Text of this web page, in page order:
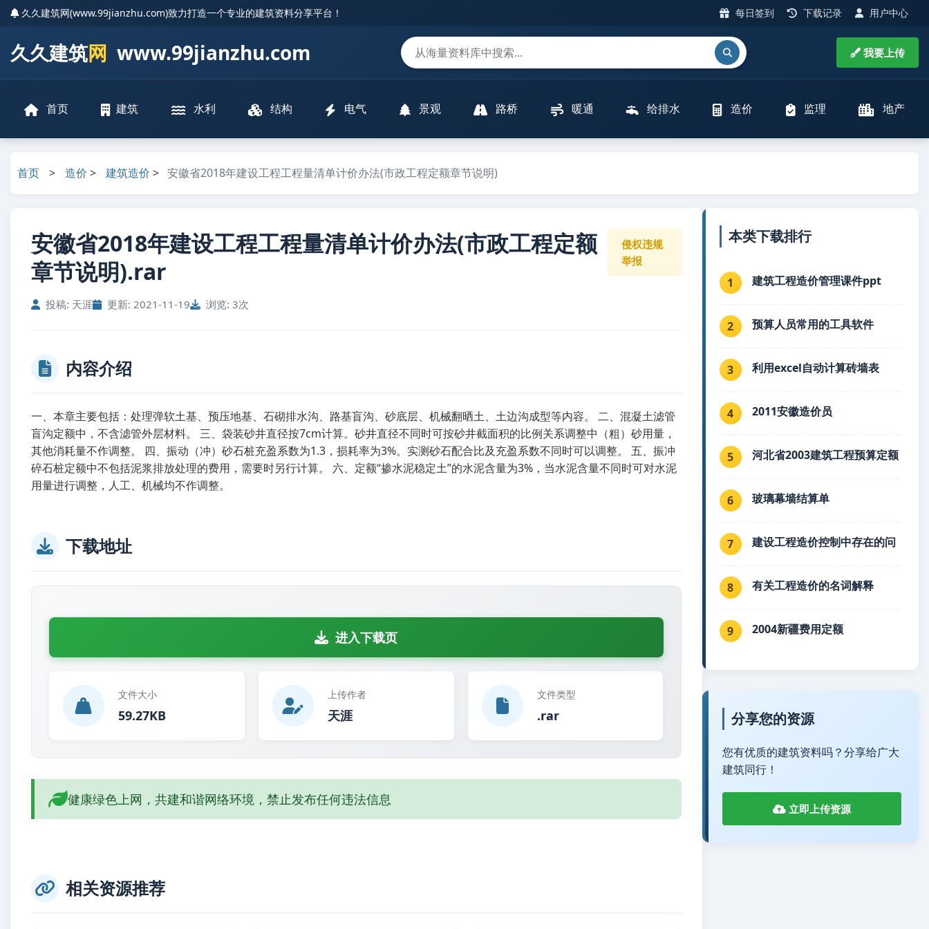
久久建筑网(www.99jianzhu.com)致力打造一个专业的建筑资料分享平台！ 每日签到 下载记录 用户中心
久久建筑网 www.99jianzhu.com 我要上传
首页 建筑 水利 结构 电气 景观 路桥 暖通 给排水 造价 监理 地产
首页 > 造价 > 建筑造价 > 安徽省2018年建设工程工程量清单计价办法(市政工程定额章节说明)
安徽省2018年建设工程工程量清单计价办法(市政工程定额
章节说明).rar
投稿: 天涯 更新: 2021-11-19 浏览: 3次
侵权违规
举报
内容介绍
一、本章主要包括：处理弹软土基、预压地基、石砌排水沟、路基盲沟、砂底层、机械翻晒土、土边沟成型等内容。 二、混凝土滤管
盲沟定额中，不含滤管外层材料。 三、袋装砂井直径按7cm计算。砂井直径不同时可按砂井截面积的比例关系调整中（粗）砂用量，
其他消耗量不作调整。 四、振动（冲）砂石桩充盈系数为1.3，损耗率为3%。实测砂石配合比及充盈系数不同时可以调整。 五、振冲
碎石桩定额中不包括泥浆排放处理的费用，需要时另行计算。 六、定额“掺水泥稳定土”的水泥含量为3%，当水泥含量不同时可对水泥
用量进行调整，人工、机械均不作调整。
下载地址
进入下载页
文件大小
59.27KB
上传作者
天涯
文件类型
.rar
健康绿色上网，共建和谐网络环境，禁止发布任何违法信息
相关资源推荐
本类下载排行
1 建筑工程造价管理课件ppt
2 预算人员常用的工具软件
3 利用excel自动计算砖墙表
4 2011安徽造价员
5 河北省2003建筑工程预算定额
6 玻璃幕墙结算单
7 建设工程造价控制中存在的问
8 有关工程造价的名词解释
9 2004新疆费用定额
分享您的资源
您有优质的建筑资料吗？分享给广大
建筑同行！
立即上传资源